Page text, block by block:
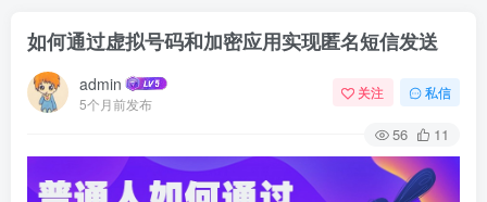
如何通过虚拟号码和加密应用实现匿名短信发送
admin
5个月前发布
关注 私信
56 11